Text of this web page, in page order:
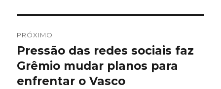
PRÓXIMO
Próximo
post:
Pressão das redes sociais faz
Grêmio mudar planos para
enfrentar o Vasco